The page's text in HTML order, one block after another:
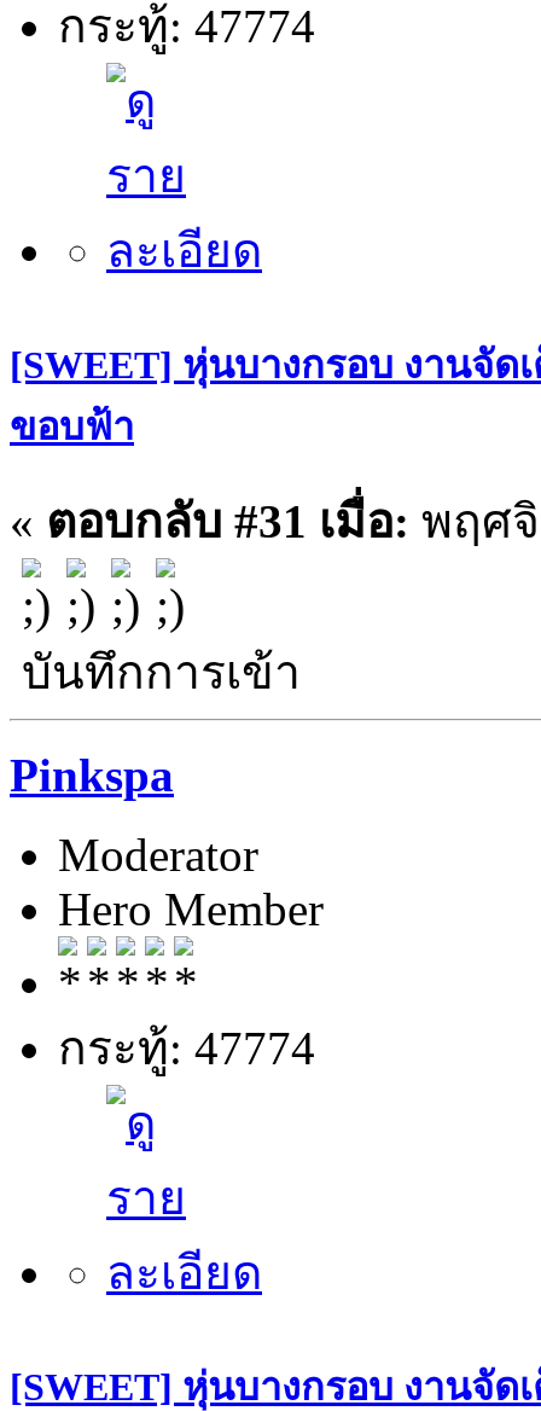
กระทู้: 47774
[SWEET] หุ่นบางกรอบ งานจัด
ขอบฟ้า
« ตอบกลับ #31 เมื่อ: พฤศจิ
บันทึกการเข้า
Pinkspa
Moderator
Hero Member
กระทู้: 47774
[SWEET] หุ่นบางกรอบ งานจัด